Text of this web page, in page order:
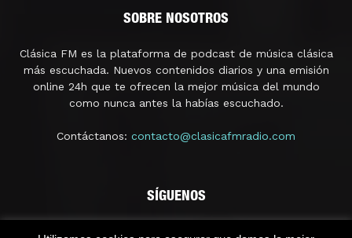
SOBRE NOSOTROS
Clásica FM es la plataforma de podcast de música clásica
más escuchada. Nuevos contenidos diarios y una emisión
online 24h que te ofrecen la mejor música del mundo
como nunca antes la habías escuchado.
Contáctanos: contacto@clasicafmradio.com
SÍGUENOS